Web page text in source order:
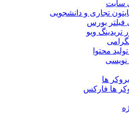
سایت
تجاری و دانشجویی
بورس
تریدینگ ویو
محتوا
نویسی
ها
ها فارکس